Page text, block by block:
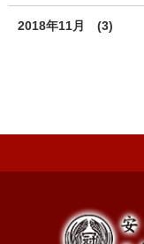
2018年11月 (3)
日本七社 冠稲荷神社
ティアラグリーンパレス